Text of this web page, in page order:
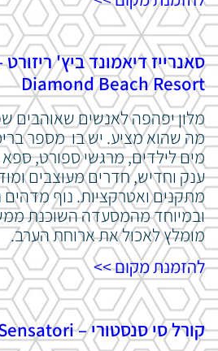
Diamond Beach Resort
מלון יפהפה לאנשים שאוהבים
מה שהוא מציע. יש בו מספר
מים לילדים, מרגשי ספורט, ספא
ענק וחדיש, חדרים מעוצבים
מתקנים ואטרקציות. נוף
ובמיוחד מהמסעדה השוכנת
מומלץ לאכול את ארוחת הערב.
להזמנת מקום >>
קורל סי סנסטורי – Coral Sea Sensatori